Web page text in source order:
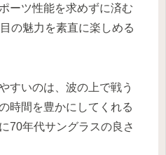
ーツ性能を求めずに済む
の魅力を素直に楽しめる
すいのは、波の上で戦う
時間を豊かにしてくれる
70年代サングラスの良さ